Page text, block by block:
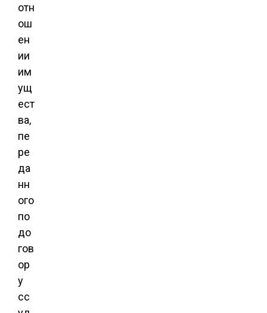
отн
ош
ен
ии
им
ущ
ест
ва,
пе
ре
да
нн
ого
по
до
гов
ор
у
сс